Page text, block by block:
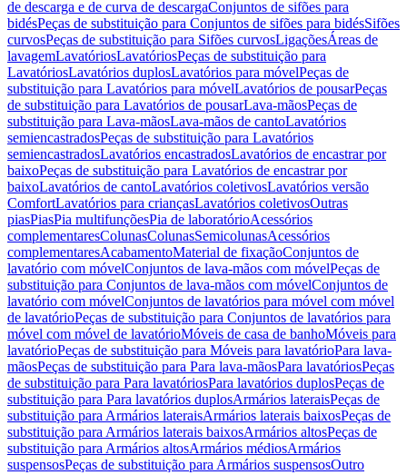
de descarga e de curva de descargaConjuntos de sifões para
bidésPeças de substituição para Conjuntos de sifões para bidésSifões
curvosPeças de substituição para Sifões curvosLigaçõesÁreas de
lavagemLavatóriosLavatóriosPeças de substituição para
LavatóriosLavatórios duplosLavatórios para móvelPeças de
substituição para Lavatórios para móvelLavatórios de pousarPeças
de substituição para Lavatórios de pousarLava-mãosPeças de
substituição para Lava-mãosLava-mãos de cantoLavatórios
semiencastradosPeças de substituição para Lavatórios
semiencastradosLavatórios encastradosLavatórios de encastrar por
baixoPeças de substituição para Lavatórios de encastrar por
baixoLavatórios de cantoLavatórios coletivosLavatórios versão
ComfortLavatórios para criançasLavatórios coletivosOutras
piasPiasPia multifunçõesPia de laboratórioAcessórios
complementaresColunasColunasSemicolunasAcessórios
complementaresAcabamentoMaterial de fixaçãoConjuntos de
lavatório com móvelConjuntos de lava-mãos com móvelPeças de
substituição para Conjuntos de lava-mãos com móvelConjuntos de
lavatório com móvelConjuntos de lavatórios para móvel com móvel
de lavatórioPeças de substituição para Conjuntos de lavatórios para
móvel com móvel de lavatórioMóveis de casa de banhoMóveis para
lavatórioPeças de substituição para Móveis para lavatórioPara lava-
mãosPeças de substituição para Para lava-mãosPara lavatóriosPeças
de substituição para Para lavatóriosPara lavatórios duplosPeças de
substituição para Para lavatórios duplosArmários lateraisPeças de
substituição para Armários lateraisArmários laterais baixosPeças de
substituição para Armários laterais baixosArmários altosPeças de
substituição para Armários altosArmários médiosArmários
suspensosPeças de substituição para Armários suspensosOutro